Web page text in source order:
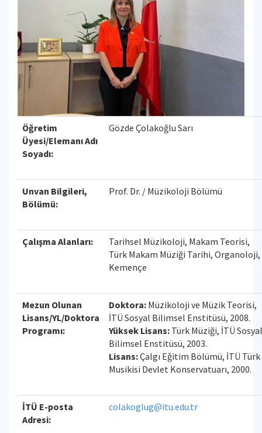
Öğretim
Üyesi/Elemanı Adı
Soyadı:
Gözde Çolakoğlu Sarı
Unvan Bilgileri,
Bölümü:
Prof. Dr. / Müzikoloji Bölümü
Çalışma Alanları:
Tarihsel Müzikoloji, Makam Teorisi,
Türk Makam Müziği Tarihi, Organoloji,
Kemençe
Mezun Olunan
Lisans/YL/Doktora
Programı:
Doktora: Müzikoloji ve Müzik Teorisi,
İTÜ Sosyal Bilimsel Enstitüsü, 2008.
Yüksek Lisans: Türk Müziği, İTÜ Sosyal
Bilimsel Enstitüsü, 2003.
Lisans:Çalgı Eğitim Bölümü, İTÜ Türk
Musikisi Devlet Konservatuarı, 2000.
İTÜ E-posta
Adresi:
colakoglug@itu.edu.tr